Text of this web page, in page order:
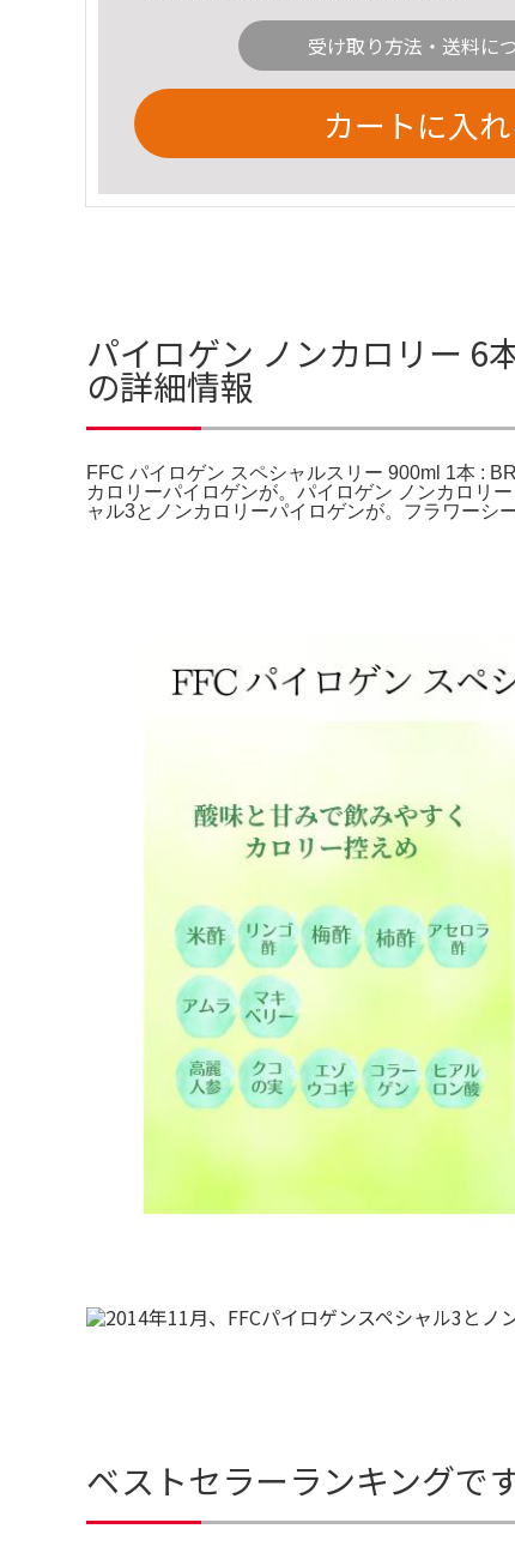
受け取り方法・送料に
カートに入
パイロゲン ノンカロリー 6
の詳細情報
FFC パイロゲン スペシャルスリー 900ml 1本 :
カロリーパイロゲンが。パイロゲン ノンカロリ
ャル3とノンカロリーパイロゲンが。フラワーシ
ベストセラーランキングで